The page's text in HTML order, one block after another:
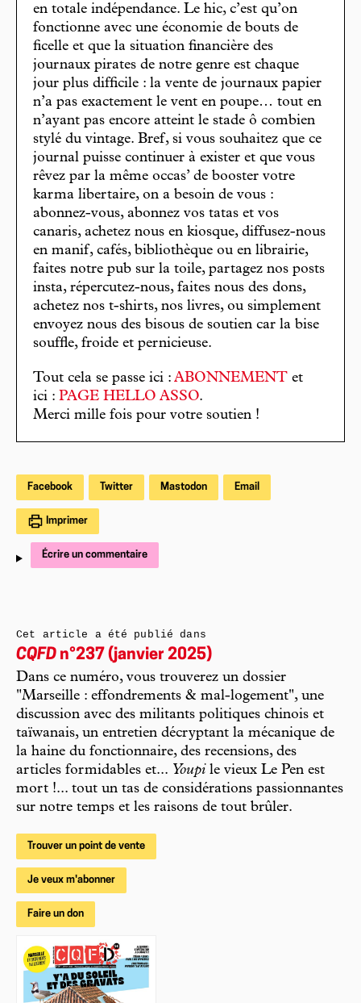
en totale indépendance. Le hic, c’est qu’on
fonctionne avec une économie de bouts de
ficelle et que la situation financière des
journaux pirates de notre genre est chaque
jour plus difficile : la vente de journaux papier
n’a pas exactement le vent en poupe… tout en
n’ayant pas encore atteint le stade ô combien
stylé du vintage. Bref, si vous souhaitez que ce
journal puisse continuer à exister et que vous
rêvez par la même occas’ de booster votre
karma libertaire, on a besoin de vous :
abonnez-vous, abonnez vos tatas et vos
canaris, achetez nous en kiosque, diffusez-nous
en manif, cafés, bibliothèque ou en librairie,
faites notre pub sur la toile, partagez nos posts
insta, répercutez-nous, faites nous des dons,
achetez nos t-shirts, nos livres, ou simplement
envoyez nous des bisous de soutien car la bise
souffle, froide et pernicieuse.
Tout cela se passe ici : ABONNEMENT et
ici : PAGE HELLO ASSO.
Merci mille fois pour votre soutien !
Facebook Twitter Mastodon Email
Imprimer
Écrire un commentaire
Cet article a été publié dans
CQFD n°237 (janvier 2025)
Dans ce numéro, vous trouverez un dossier
"Marseille : effondrements & mal-logement", une
discussion avec des militants politiques chinois et
taïwanais, un entretien décryptant la mécanique de
la haine du fonctionnaire, des recensions, des
articles formidables et... Youpi le vieux Le Pen est
mort !... tout un tas de considérations passionnantes
sur notre temps et les raisons de tout brûler.
Trouver un point de vente
Je veux m'abonner
Faire un don